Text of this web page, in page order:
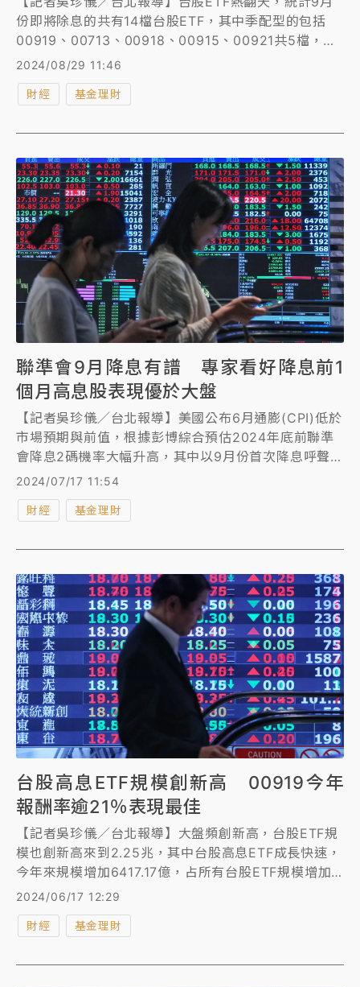
份即將除息的共有14檔台股ETF，其中季配型的包括
00919、00713、00918、00915、00921共5檔，月
配型的包括00929、00940、00939、00936、
00946、00944、00934、00943共8檔，加上
00930雙月配1檔。
2024/08/29 11:46
財經 基金理財
聯準會9月降息有譜 專家看好降息前1
個月高息股表現優於大盤
【記者吳珍儀／台北報導】美國公布6月通膨(CPI)低於
市場預期與前值，根據彭博綜合預估2024年底前聯準
會降息2碼機率大幅升高，其中以9月份首次降息呼聲最
大。野村投信投資策略部副總經理但漢遠表示，根據統
在2019年8月1日，倘若於降息前一個月提前布局台
的表現分別為-0.6%、0.99%、0.68%與0.49%，大致
呈現上漲；對於息收人氣不墜的一般高息股而言，例如
台灣高股息指數同期間表現分別為-0.19%、1.19%、
0.61%與2.09%，表現則多優於大盤。
2024/07/17 11:54
財經 基金理財
台股高息ETF規模創新高 00919今年
報酬率逾21％表現最佳
【記者吳珍儀／台北報導】大盤頻創新高，台股ETF規
模也創新高來到2.25兆，其中台股高息ETF成長快速，
今年來規模增加6417.17億，占所有台股ETF規模增加
逾8成。以5檔規模較大高股息ETF今年來含息報酬率來
看，00919群益台灣精選高息ETF上漲21.12%表現最
佳。第二高為00929復華台灣科技優息，上漲
2024/06/17 12:29
財經 基金理財